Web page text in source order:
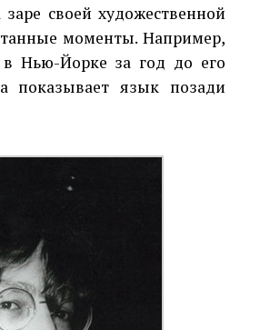
своей художественной
моменты. Например,
Нью-Йорке за год до его
показывает язык позади